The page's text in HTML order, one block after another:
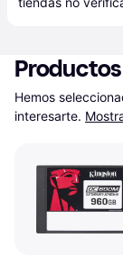
Hemos
interesarte.